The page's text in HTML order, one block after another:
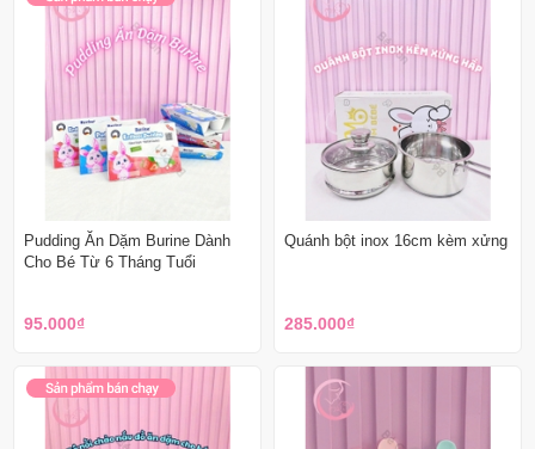
Pudding Ăn Dặm Burine Dành
Cho Bé Từ 6 Tháng Tuổi
95.000₫
Quánh bột inox 16cm kèm xửng
285.000₫